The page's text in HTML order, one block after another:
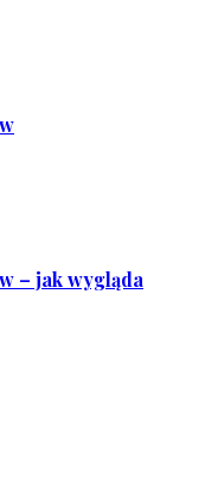
– jak wygląda